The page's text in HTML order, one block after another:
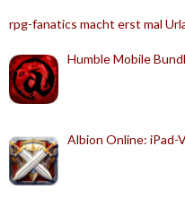
rpg-fanatics macht erst mal
Humble Mobile
Albion Online: iPad-